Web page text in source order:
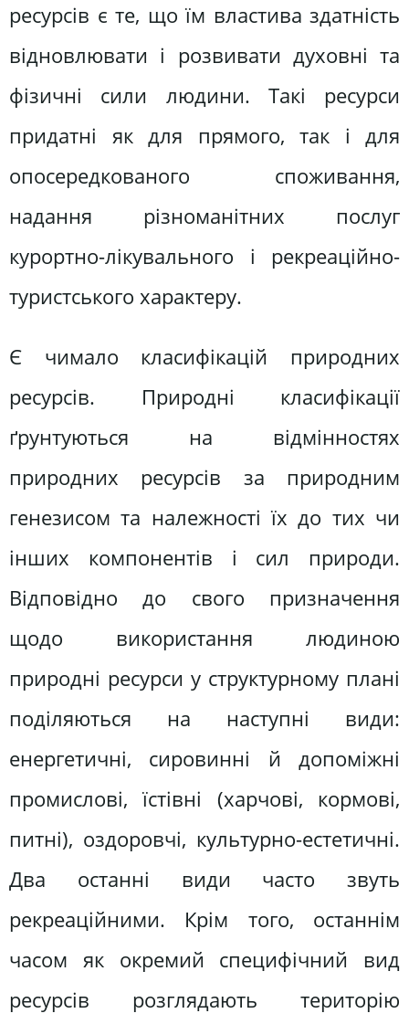
ресурсів є те, що їм властива здатність
відновлювати і розвивати духовні та
фізичні сили людини. Такі ресурси
придатні як для прямого, так і для
опосередкованого споживання,
надання різноманітних послуг
курортно-лікувального і рекреаційно-
туристського характеру.
Є чимало класифікацій природних
ресурсів. Природні класифікації
ґрунтуються на відмінностях
природних ресурсів за природним
генезисом та належності їх до тих чи
інших компонентів і сил природи.
Відповідно до свого призначення
щодо використання людиною
природні ресурси у структурному плані
поділяються на наступні види:
енергетичні, сировинні й допоміжні
промислові, їстівні (харчові, кормові,
питні), оздоровчі, культурно-естетичні.
Два останні види часто звуть
рекреаційними. Крім того, останнім
часом як окремий специфічний вид
ресурсів розглядають територію